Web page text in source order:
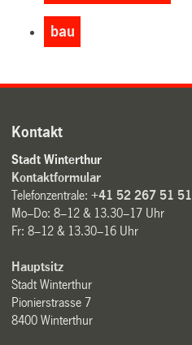
bau
Kontakt
Stadt Winterthur
Kontaktformular
Telefonzentrale:+41 52 267 51 51
Mo–Do: 8–12 & 13.30–17 Uhr
Fr: 8–12 & 13.30–16 Uhr
Hauptsitz
Stadt Winterthur
Pionierstrasse 7
8400 Winterthur